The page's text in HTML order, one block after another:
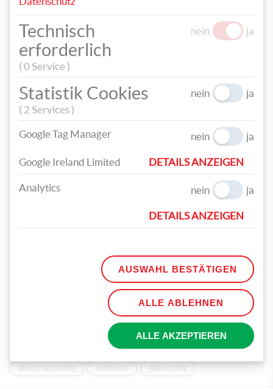
Mit diesem Geschenk wird sich das Brautpaar immer gerne an
seinen schönsten Tag zurückerinnern.
PAGRO Tipp: Mit einem Stickrahmen und buntem Garn
auch nach der Hochzeit eine dekorative und
HOCHZEITSGESCHENK BRAUTPAAR
BRAUTGESCHENK EHERINGE RINGKISSEN
Technisch
erforderlich
( 0 Service )
nein ja
Statistik Cookies
( 2 Services )
nein ja
Google Tag Manager nein ja
Google Ireland Limited DETAILS ANZEIGEN
Analytics nein ja
DETAILS ANZEIGEN
AUSWAHL BESTÄTIGEN
ALLE ABLEHNEN
ALLE AKZEPTIEREN